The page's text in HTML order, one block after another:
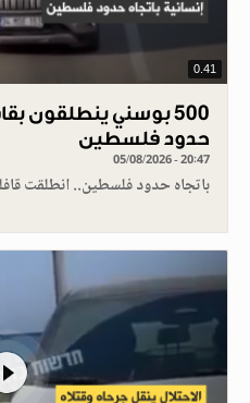
0.41
500 بوسني ينطلقون
حدود فلسطين
05/08/2026 - 20:47
باتجاه حدود فلسطين.. انطلقت